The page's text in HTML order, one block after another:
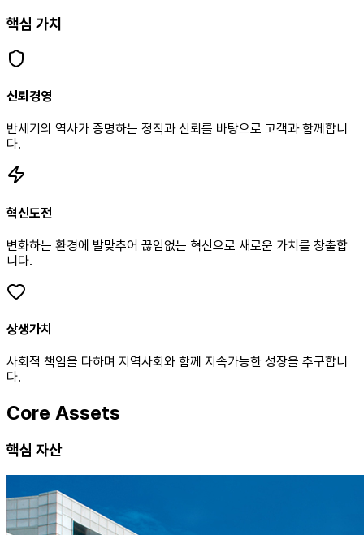
핵심 가치
신뢰경영
반세기의 역사가 증명하는 정직과 신뢰를 바탕으로 고객과 함께합니
다.
혁신도전
변화하는 환경에 발맞추어 끊임없는 혁신으로 새로운 가치를 창출합
니다.
상생가치
사회적 책임을 다하며 지역사회와 함께 지속가능한 성장을 추구합니
다.
Core Assets
핵심 자산